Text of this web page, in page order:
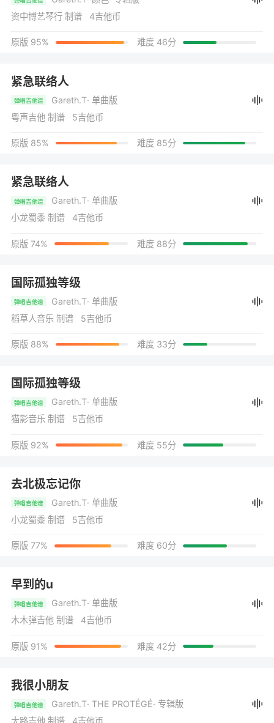
资中博艺琴行 制谱 4吉他币
原版 95% 难度 46分
紧急联络人
弹唱吉他谱 Gareth.T· 单曲版
粤声吉他 制谱 5吉他币
原版 85% 难度 85分
紧急联络人
弹唱吉他谱 Gareth.T· 单曲版
小龙蜀黍 制谱 4吉他币
原版 74% 难度 88分
国际孤独等级
弹唱吉他谱 Gareth.T· 单曲版
稻草人音乐 制谱 5吉他币
原版 88% 难度 33分
国际孤独等级
弹唱吉他谱 Gareth.T· 单曲版
猫影音乐 制谱 5吉他币
原版 92% 难度 55分
去北极忘记你
弹唱吉他谱 Gareth.T· 单曲版
小龙蜀黍 制谱 5吉他币
原版 77% 难度 60分
早到的u
弹唱吉他谱 Gareth.T· 单曲版
木木弹吉他 制谱 4吉他币
原版 91% 难度 42分
我很小朋友
弹唱吉他谱 Gareth.T· THE PROTÉGÉ· 专辑版
大路吉他 制谱 4吉他币